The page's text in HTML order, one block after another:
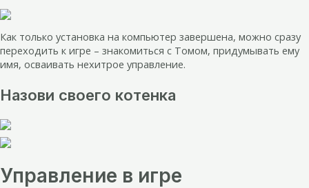
Как только установка на компьютер завершена, можно сразу
переходить к игре – знакомиться с Томом, придумывать ему
имя, осваивать нехитрое управление.
Назови своего котенка
Управление в игре